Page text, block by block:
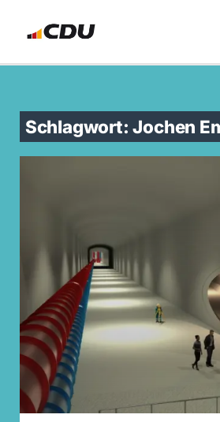
Schlagwort: Jochen